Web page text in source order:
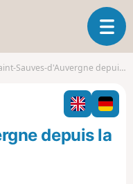
O
u
r
i
r
l
a
Sauves-d'Auvergne depuis la Bourboule
depuis la